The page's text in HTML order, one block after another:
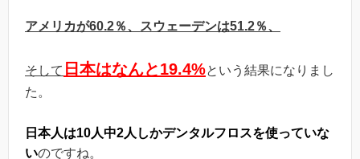
アメリカが60.2％、スウェーデンは51.2％、
そして 日本はなんと19.4%という結果になりまし
た。
日本人は10人中2人しかデンタルフロスを使っていな
いのですね。